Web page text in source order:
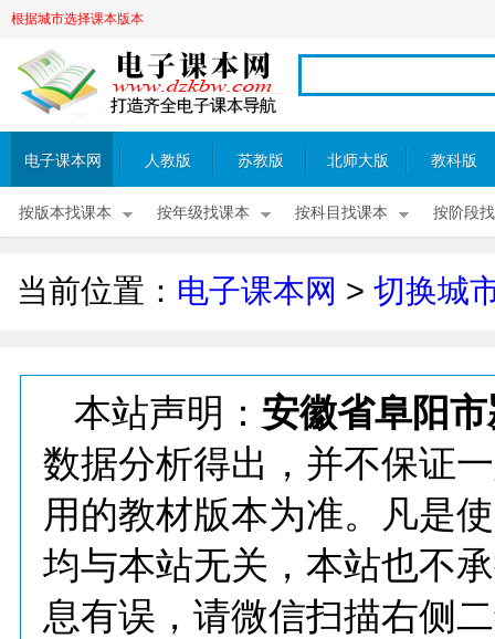
根据城市选择课本版本
电子课本网 人教版 苏教版 北师大版 教科版
按版本找课本 按年级找课本 按科目找课本 按阶段
当前位置： 电子课本网 > 切换城
本站声明： 安徽省阜阳
数据分析得出，并不保证
用的教材版本为准。凡是
均与本站无关，本站也不
息有误，请微信扫描右侧